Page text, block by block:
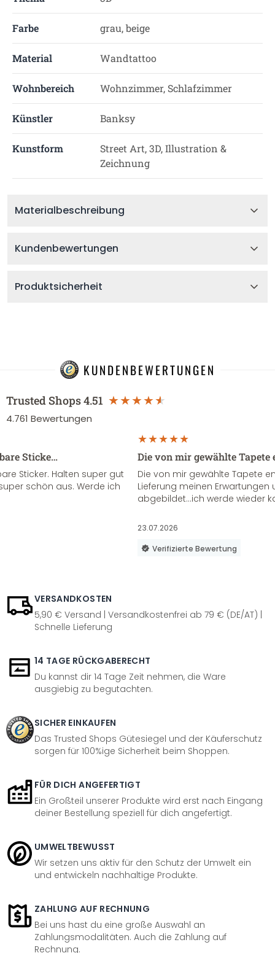
Farbe grau, beige
Material Wandtattoo
Wohnbereich Wohnzimmer, Schlafzimmer
Künstler Banksy
Kunstform
Street Art, 3D, Illustration &
Zeichnung
Materialbeschreibung
Kundenbewertungen
Produktsicherheit
KUNDENBEWERTUNGEN
Trusted Shops4.51
4.761 Bewertungen
Sticke…
Sticker. Halten super gut
schön aus. Werde ich
Die von mir gewählte
Die von mir gewählte Tapete
Lieferung meinen Erwartungen
abgebildet...ich werde wieder
23.07.2026
Verifizierte Bewertung
VERSANDKOSTEN
5,90 € Versand | Versandkostenfrei ab 79 € (DE/AT) |
Schnelle Lieferung
14 TAGE RÜCKGABERECHT
Du kannst dir 14 Tage Zeit nehmen, die Ware
ausgiebig zu begutachten.
SICHER EINKAUFEN
Das Trusted Shops Gütesiegel und der Käuferschutz
sorgen für 100%ige Sicherheit beim Shoppen.
FÜR DICH ANGEFERTIGT
Ein Großteil unserer Produkte wird erst nach Eingang
deiner Bestellung speziell für dich angefertigt.
UMWELTBEWUSST
Wir setzen uns aktiv für den Schutz der Umwelt ein
und entwickeln nachhaltige Produkte.
ZAHLUNG AUF RECHNUNG
Bei uns hast du eine große Auswahl an
Zahlungsmodalitäten. Auch die Zahlung auf
Rechnung.